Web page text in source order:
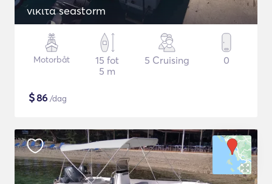
νικιτα seastorm
Motorbåt
15 fot
5 m
5 Cruising 0
$86 /dag